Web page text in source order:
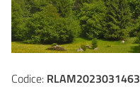
Codice: RLAM2023031463